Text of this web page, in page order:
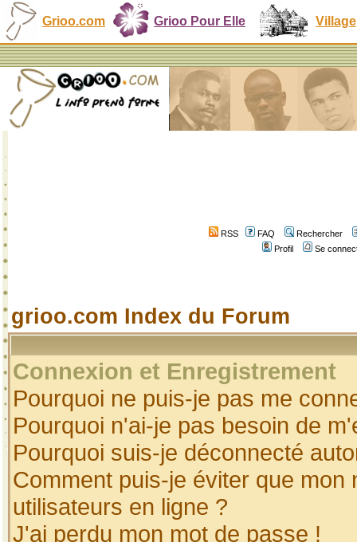
Grioo.com Grioo Pour Elle Village
RSS FAQ
Rechercher
Profil
Se
grioo.com Index du Forum
Connexion et Enregistrement
Pourquoi ne puis-je pas me
Pourquoi n'ai-je pas besoin de
Pourquoi suis-je déconnecté
Comment puis-je éviter que
utilisateurs en ligne ?
J'ai perdu mon mot de passe !